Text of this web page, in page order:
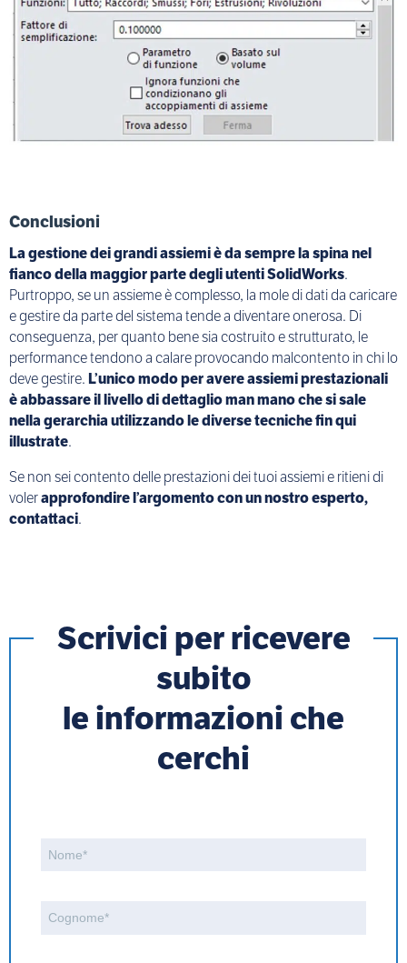
Conclusioni
La gestione dei grandi assiemi è da sempre la spina nel
fianco della maggior parte degli utenti SolidWorks.
Purtroppo, se un assieme è complesso, la mole di dati da caricare
e gestire da parte del sistema tende a diventare onerosa. Di
conseguenza, per quanto bene sia costruito e strutturato, le
performance tendono a calare provocando malcontento in chi lo
deve gestire.L’unico modo per avere assiemi prestazionali
è abbassare il livello di dettaglio man mano che si sale
nella gerarchia utilizzando le diverse tecniche fin qui
illustrate.
Se non sei contento delle prestazioni dei tuoi assiemi e ritieni di
volerapprofondire l’argomento con un nostro esperto,
contattaci.
Scrivici per ricevere
subito
le informazioni che
cerchi